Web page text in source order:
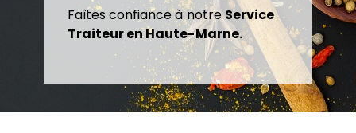
Faîtes confiance à notreService
Traiteur en Haute-Marne.